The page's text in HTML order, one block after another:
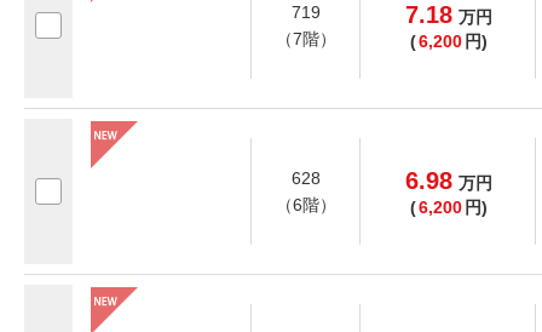
719
（7階）
7.18 万円
(6,200 円)
628
（6階）
6.98 万円
(6,200 円)